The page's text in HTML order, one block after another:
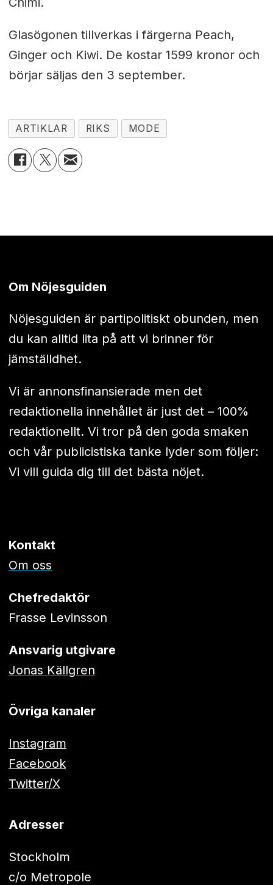
Glasögonen tillverkas i färgerna Peach,
Ginger och Kiwi. De kostar 1599 kronor och
börjar säljas den 3 september.
ARTIKLAR RIKS MODE
Om Nöjesguiden
Nöjesguiden är partipolitiskt obunden, men
du kan alltid lita på att vi brinner för
jämställdhet.
Vi är annonsfinansierade men det
redaktionella innehållet är just det – 100%
redaktionellt. Vi tror på den goda smaken
och vår publicistiska tanke lyder som följer:
Vi vill guida dig till det bästa nöjet.
Kontakt
Om oss
Chefredaktör
Frasse Levinsson
Ansvarig utgivare
Jonas Källgren
Övriga kanaler
Instagram
Facebook
Twitter/X
Adresser
Stockholm
c/o Metropole